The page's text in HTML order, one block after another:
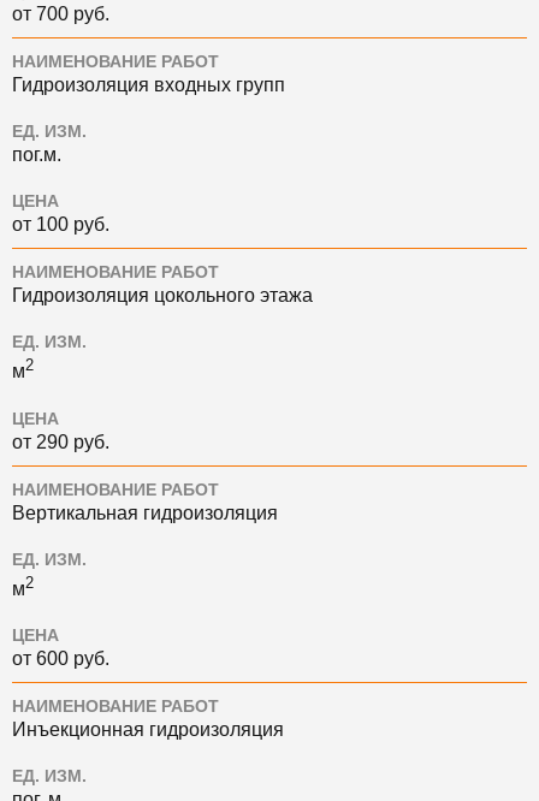
от 700 руб.
НАИМЕНОВАНИЕ РАБОТ
Гидроизоляция входных групп
ЕД. ИЗМ.
пог.м.
ЦЕНА
от 100 руб.
НАИМЕНОВАНИЕ РАБОТ
Гидроизоляция цокольного этажа
ЕД. ИЗМ.
м2
ЦЕНА
от 290 руб.
НАИМЕНОВАНИЕ РАБОТ
Вертикальная гидроизоляция
ЕД. ИЗМ.
м2
ЦЕНА
от 600 руб.
НАИМЕНОВАНИЕ РАБОТ
Инъекционная гидроизоляция
ЕД. ИЗМ.